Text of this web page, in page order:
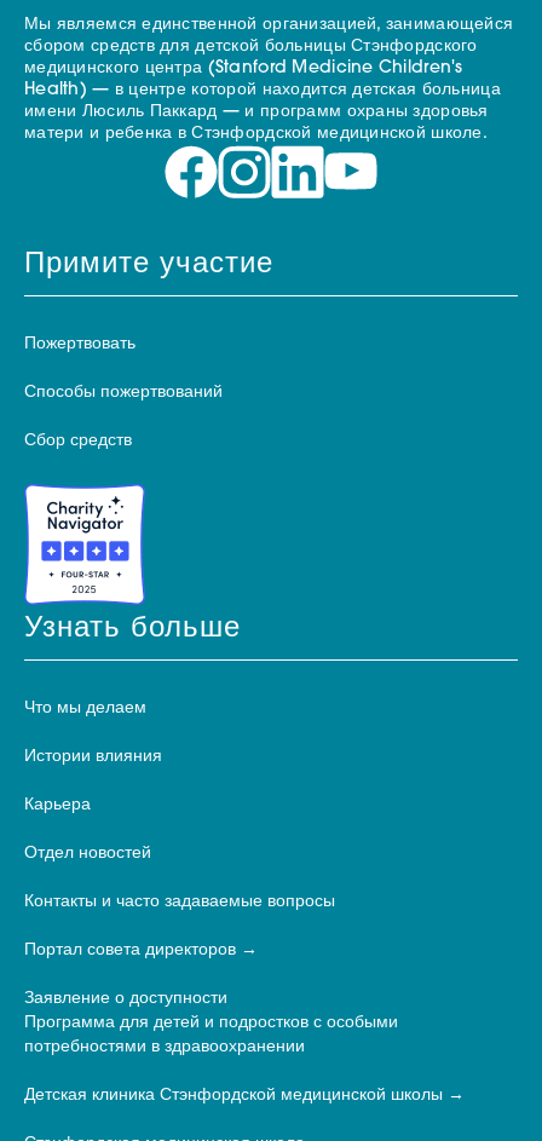
Мы являемся единственной организацией, занимающейся
сбором средств для детской больницы Стэнфордского
медицинского центра (Stanford Medicine Children's
Health) — в центре которой находится детская больница
имени Люсиль Паккард — и программ охраны здоровья
матери и ребенка в Стэнфордской медицинской школе.
Примите участие
Пожертвовать
Способы пожертвований
Сбор средств
Узнать больше
Что мы делаем
Истории влияния
Карьера
Отдел новостей
Контакты и часто задаваемые вопросы
Портал совета директоров
Заявление о доступности
Программа для детей и подростков с особыми
потребностями в здравоохранении
Детская клиника Стэнфордской медицинской школы